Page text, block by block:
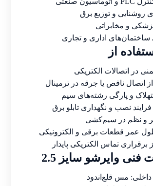
روشنایی و توزیع برق
و مخابراتی
اداری و تجاری
از
در اتصالات الکتریکی
اتصال ناقص یا جرقه در ترمینال
و پارگی رشته‌های سیم
نصب و نگهداری تابلو برق
و نظم در سیم‌کشی
عمر قطعات برقی و الکترونیکی
برقراری تماس الکتریکی پایدار
وایرشو سایز 2.5
مس قلع‌اندود